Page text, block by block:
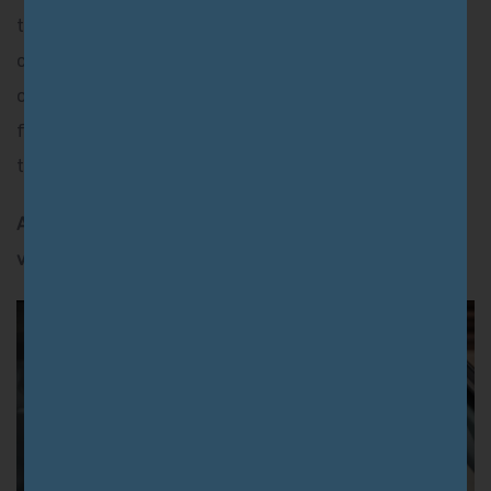
tarefas de condução simuladas de veículos após
consumir placebo ou óleo de CBD em doses de 15, 300
ou 1500 mg. Estas dosagens representam as mais
frequentemente consumidas, a depender do tipo de
tratamento e da indicação médica.
A utilização do CBD não tem impacto na condução de
veículos ou nas habilidades cognitivas